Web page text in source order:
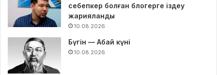
себепкер болған блогерге іздеу
жарияланды
10.08.2026
Бүгін — Абай күні
10.08.2026